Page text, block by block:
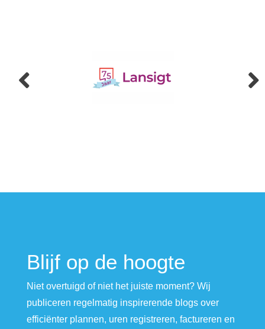
Blijf op de hoogte
Niet overtuigd of niet het juiste moment? Wij
publiceren regelmatig inspirerende blogs over
efficiënter plannen, uren registreren, factureren en